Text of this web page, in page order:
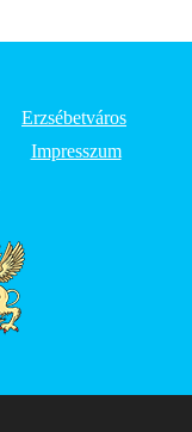
Erzsébetváros
Impresszum